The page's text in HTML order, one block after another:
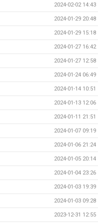
2024-02-02 14:43
2024-01-29 20:48
2024-01-29 15:18
2024-01-27 16:42
2024-01-27 12:58
2024-01-24 06:49
2024-01-14 10:51
2024-01-13 12:06
2024-01-11 21:51
2024-01-07 09:19
2024-01-06 21:24
2024-01-05 20:14
2024-01-04 23:26
2024-01-03 19:39
2024-01-03 09:28
2023-12-31 12:55